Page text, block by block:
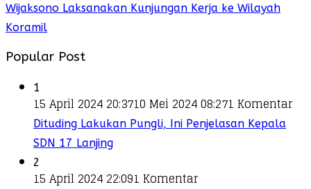
Wijaksono Laksanakan Kunjungan Kerja ke Wilayah
Koramil
Popular Post
1
15 April 2024 20:3710 Mei 2024 08:271 Komentar
Dituding Lakukan Pungli, Ini Penjelasan Kepala
SDN 17 Lanjing
2
15 April 2024 22:091 Komentar